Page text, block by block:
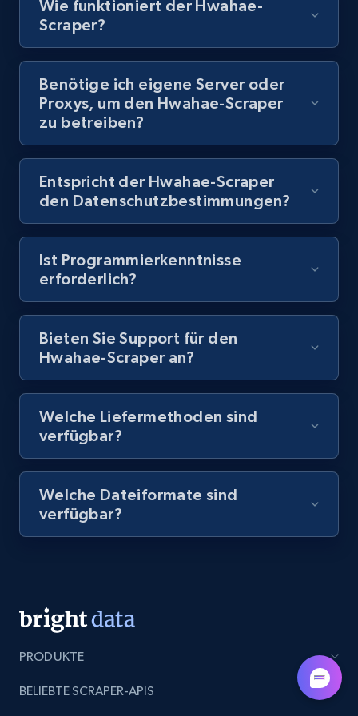
8.1K+
Youtube - Videos posts - Discovery records
by Explore page URL
URL, Title, Youtuber, Youtuber md5, Video url,
Video length, Likes, Views, and more.
by podcast url
URL, Title, Youtuber, Youtuber md5, Video url,
Video length, Likes, Views, and more.
URL, Product name, Product rating, Product
rating object, Product rating max, Rating,
Author name, Asin, and more.
TikTok - Posts
URL, Post id, Description, Create time, Digg
Wie funktioniert der Hwahae-
Scraper?
Benötige ich eigene Server oder
Proxys, um den Hwahae-Scraper
zu betreiben?
Entspricht der Hwahae-Scraper
den Datenschutzbestimmungen?
Ist Programmierkenntnisse
erforderlich?
Bieten Sie Support für den
Hwahae-Scraper an?
Welche Liefermethoden sind
verfügbar?
Welche Dateiformate sind
verfügbar?
PRODUKTE
BELIEBTE SCRAPER-APIS